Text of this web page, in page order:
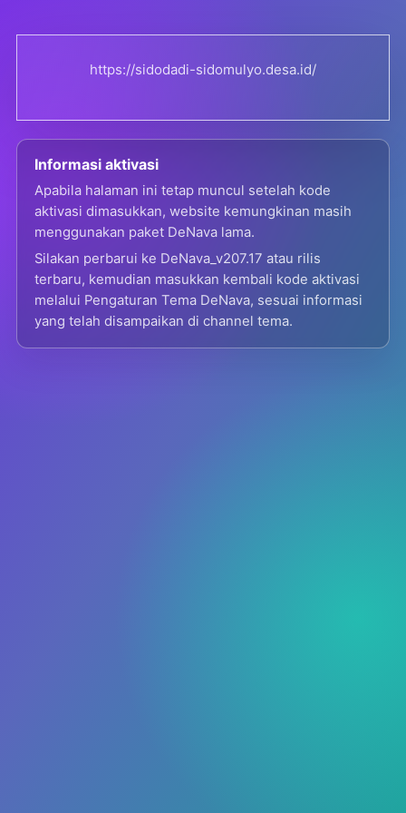
https://sidodadi-sidomulyo.desa.id/
Informasi aktivasi
Apabila halaman ini tetap muncul setelah kode
aktivasi dimasukkan, website kemungkinan masih
menggunakan paket DeNava lama.
Silakan perbarui ke DeNava_v207.17 atau rilis
terbaru, kemudian masukkan kembali kode aktivasi
melalui Pengaturan Tema DeNava, sesuai informasi
yang telah disampaikan di channel tema.